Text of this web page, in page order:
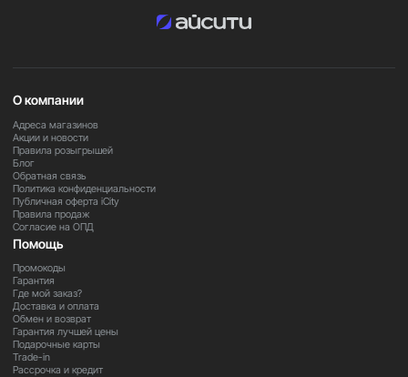
О компании
Адреса магазинов
Акции и новости
Правила розыгрышей
Блог
Обратная связь
Политика конфиденциальности
Публичная оферта iCity
Правила продаж
Согласие на ОПД
Помощь
Промокоды
Гарантия
Где мой заказ?
Доставка и оплата
Обмен и возврат
Гарантия лучшей цены
Подарочные карты
Trade-in
Рассрочка и кредит